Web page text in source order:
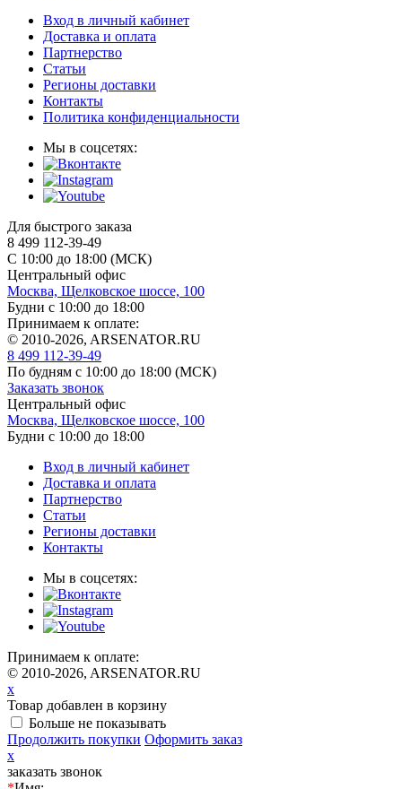
Вход в личный кабинет
Доставка и оплата
Партнерство
Статьи
Регионы доставки
Контакты
Политика конфиденциальности
Мы в соцсетях:
Для быстрого заказа
8 499 112-39-49
С 10:00 до 18:00 (МСК)
Центральный офис
Москва, Щелковское шоссе, 100
Будни с 10:00 до 18:00
Принимаем к оплате:
© 2010-2026, ARSENATOR.RU
8 499 112-39-49
По будням с 10:00 до 18:00 (МСК)
Заказать звонок
Центральный офис
Москва, Щелковское шоссе, 100
Будни с 10:00 до 18:00
Вход в личный кабинет
Доставка и оплата
Партнерство
Статьи
Регионы доставки
Контакты
Мы в соцсетях:
Принимаем к оплате:
© 2010-2026, ARSENATOR.RU
x
Товар добавлен в корзину
Больше не показывать
Продолжить покупки Оформить заказ
x
заказать звонок